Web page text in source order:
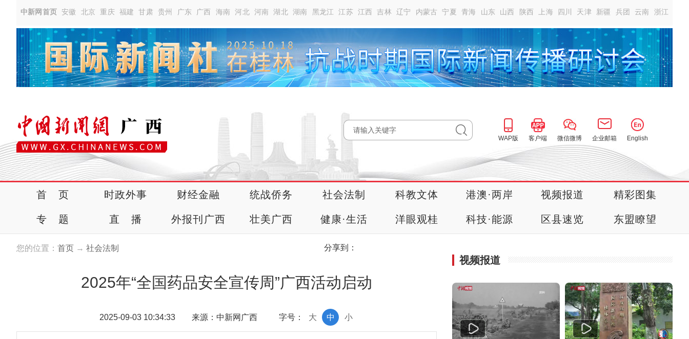
中新网首页 安徽 北京 重庆 福建 甘肃 贵州 广东 广西 海南 河北 河南 湖北 湖南 黑龙江 江苏 江西 吉林 辽宁 内蒙古 宁夏 青海 山东 山西 陕西 上海 四川 天津 新疆 兵团 云南 浙江
WAP版 客户端 微信微博 企业邮箱 English
首 页 时政外事 财经金融 统战侨务 社会法制 科教文体 港澳·两岸 视频报道 精彩图集
专 题 直 播 外报刊广西 壮美广西 健康·生活 洋眼观桂 科技·能源 区县速览 东盟瞭望
您的位置： 首页 → 社会法制 分享到：
2025年“全国药品安全宣传周”广西活动启动
2025-09-03 10:34:33 来源：中新网广西 字号： 小
中
大
视频报道